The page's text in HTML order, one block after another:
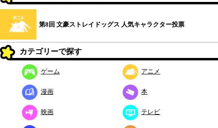
第8回 文豪ストレイドッグス 人気キャラクター投票
カテゴリーで探す
ゲーム アニメ
漫画 本
映画 テレビ